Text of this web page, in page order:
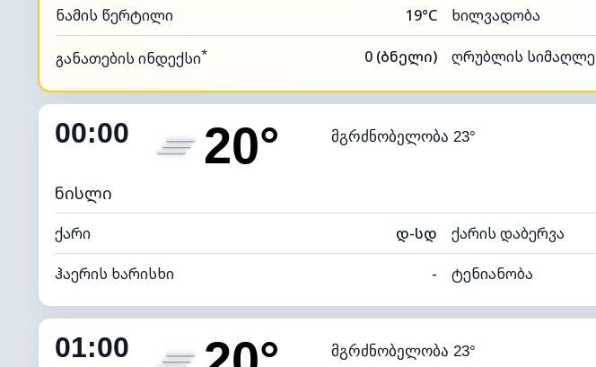
ნამის წერტილი 19°C ხილვადობა
განათების ინდექსი* 0 (ბნელი) ღრუბლის სიმაღლე
00:00 20° მგრძნობელობა 23°
ნისლი
ქარი დ-სდ ქარის დაბერვა
ჰაერის ხარისხი - ტენიანობა
შიდა ტენიანობა 95% (კომფორტული) ღრუბლიანობა
ნამის წერტილი 20°C ხილვადობა
01:00 მგრძნობელობა 23°